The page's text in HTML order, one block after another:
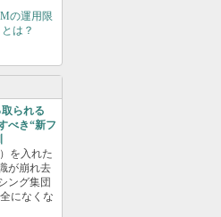
の運用限
は？
られる
べき“新フ
を入れた
が崩れ去
ング集団
になくな